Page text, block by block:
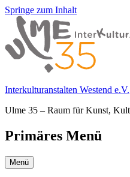
Springe zum Inhalt
Interkulturanstalten Westend e.V.
Ulme 35 – Raum für Kunst,
Primäres Menü
Menü